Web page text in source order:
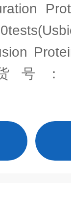
号：